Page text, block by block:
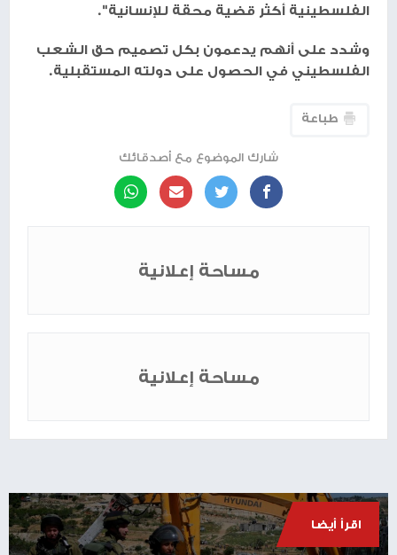
الفلسطينية أكثر قضية محقة للإنسانية".
وشدد على أنهم يدعمون بكل تصميم حق الشعب
الفلسطيني في الحصول على دولته المستقبلية.
طباعة
شارك الموضوع مع أصدقائك
مساحة إعلانية
مساحة إعلانية
اقرأ أيضا